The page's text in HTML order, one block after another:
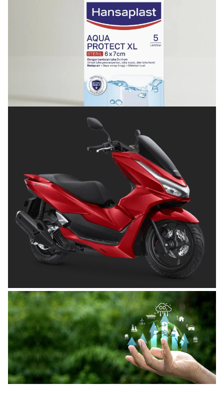
Cara Menjaga Luka agar Cepat Kering dan Tetap
OTOMOTIF
Tips Memilih Helm yang Tepat untuk
Pengendara Motor agar Aman dan Nyaman